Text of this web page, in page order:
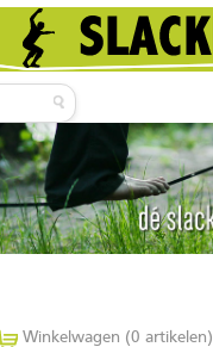
Winkelwagen (0 artikelen)